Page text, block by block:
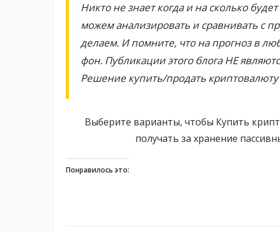
Никто не знает когда и на сколько
можем анализировать и сравнивать с
делаем. И помните, что на прогноз в
фон. Публикации этого блога НЕ
Решение купить/продать
Выберите варианты, чтобы Купить
получать за хранение
Понравилось это: